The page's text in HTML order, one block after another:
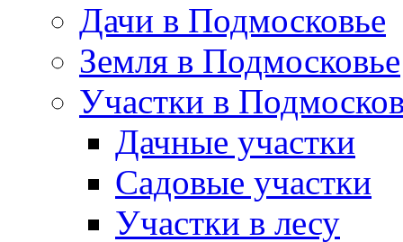
Дачи в Подмосковье
Земля в Подмосковье
Участки в
Дачные участки
Садовые участки
Участки в лесу